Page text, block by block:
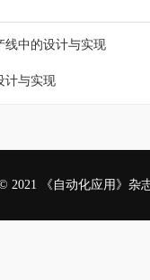
线中的设计与实现
计与实现
2021 《自动化应用》